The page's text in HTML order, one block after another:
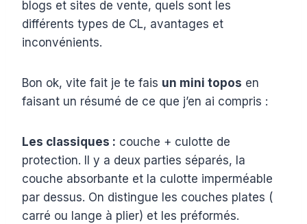
blogs et sites de vente, quels sont les
différents types de CL, avantages et
inconvénients.
Bon ok, vite fait je te fais un mini topos en
faisant un résumé de ce que j’en ai compris :
Les classiques : couche + culotte de
protection. Il y a deux parties séparés, la
couche absorbante et la culotte imperméable
par dessus. On distingue les couches plates (
carré ou lange à plier) et les préformés.